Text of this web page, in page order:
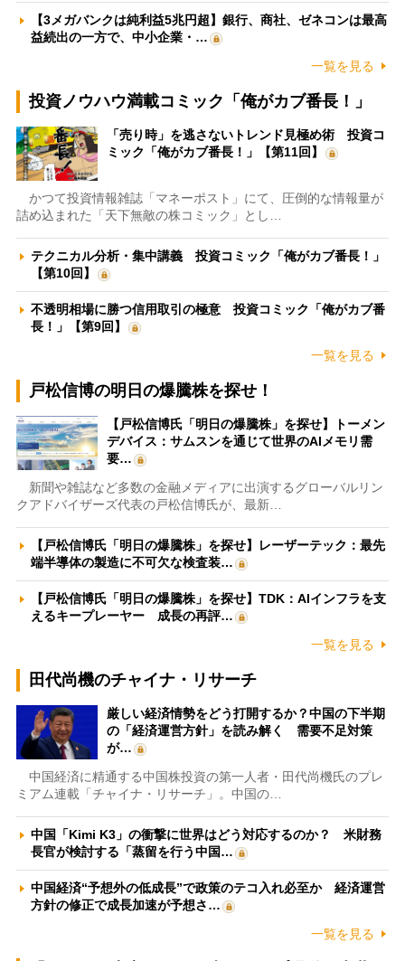
【3メガバンクは純利益5兆円超】銀行、商社、ゼネコンは最高
益続出の一方で、中小企業・…
一覧を見る
投資ノウハウ満載コミック「俺がカブ番長！」
「売り時」を逃さないトレンド見極め術 投資コ
ミック「俺がカブ番長！」【第11回】
かつて投資情報雑誌「マネーポスト」にて、圧倒的な情報量が
詰め込まれた「天下無敵の株コミック」とし…
テクニカル分析・集中講義 投資コミック「俺がカブ番長！」
【第10回】
不透明相場に勝つ信用取引の極意 投資コミック「俺がカブ番
長！」【第9回】
一覧を見る
戸松信博の明日の爆騰株を探せ！
【戸松信博氏「明日の爆騰株」を探せ】トーメン
デバイス：サムスンを通じて世界のAIメモリ需
要…
新聞や雑誌など多数の金融メディアに出演するグローバルリン
クアドバイザーズ代表の戸松信博氏が、最新…
【戸松信博氏「明日の爆騰株」を探せ】レーザーテック：最先
端半導体の製造に不可欠な検査装…
【戸松信博氏「明日の爆騰株」を探せ】TDK：AIインフラを支
えるキープレーヤー 成長の再評…
一覧を見る
田代尚機のチャイナ・リサーチ
厳しい経済情勢をどう打開するか？中国の下半期
の「経済運営方針」を読み解く 需要不足対策
が…
中国経済に精通する中国株投資の第一人者・田代尚機氏のプレ
ミアム連載「チャイナ・リサーチ」。中国の…
中国「Kimi K3」の衝撃に世界はどう対応するのか？ 米財務
長官が検討する「蒸留を行う中国…
中国経済“予想外の低成長”で政策のテコ入れ必至か 経済運営
方針の修正で成長加速が予想さ…
一覧を見る